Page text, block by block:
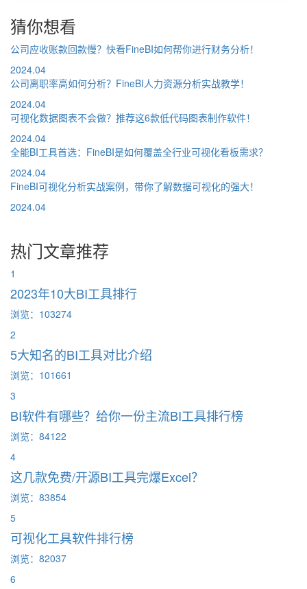
猜你想看
公司应收账款回款慢？快看FineBI如何帮你进行财务分析！
2024.04
公司离职率高如何分析？FineBI人力资源分析实战教学！
2024.04
可视化数据图表不会做？推荐这6款低代码图表制作软件！
2024.04
全能BI工具首选：FineBI是如何覆盖全行业可视化看板需求？
2024.04
FineBI可视化分析实战案例，带你了解数据可视化的强大！
2024.04
热门文章推荐
1
2023年10大BI工具排行
浏览：103274
2
5大知名的BI工具对比介绍
浏览：101661
3
BI软件有哪些？给你一份主流BI工具排行榜
浏览：84122
4
这几款免费/开源BI工具完爆Excel？
浏览：83854
5
可视化工具软件排行榜
浏览：82037
6